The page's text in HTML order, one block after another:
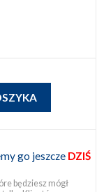
go jeszcze DZIŚ
będziesz mógł